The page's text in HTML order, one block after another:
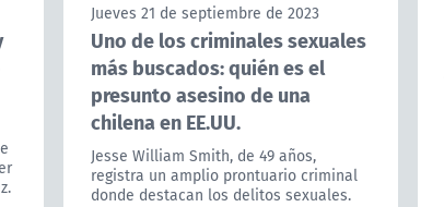
Jueves 21 de septiembre de 2023
Uno de los criminales sexuales
más buscados: quién es el
presunto asesino de una
chilena en EE.UU.
Jesse William Smith, de 49 años,
registra un amplio prontuario criminal
donde destacan los delitos sexuales.